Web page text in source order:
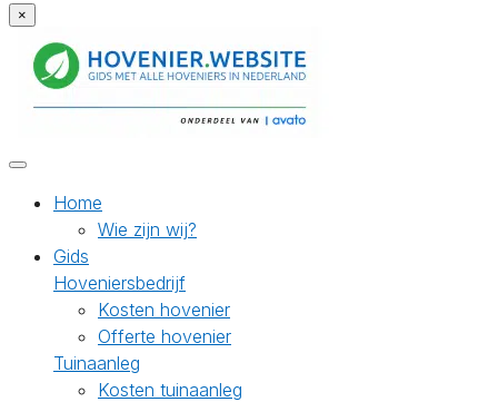
×
Home
Wie zijn wij?
Gids
Hoveniersbedrijf
Kosten hovenier
Offerte hovenier
Tuinaanleg
Kosten tuinaanleg